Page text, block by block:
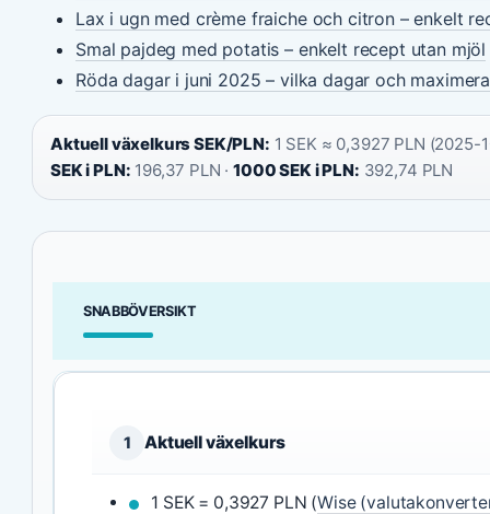
Lax i ugn med crème fraiche och citron – enkelt
Smal pajdeg med potatis – enkelt recept utan mjöl
Röda dagar i juni 2025 – vilka dagar och
Aktuell växelkurs SEK/PLN: 1 SEK ≈ 0,3927 PLN (2025-
SEK i PLN: 196,37 PLN ·1000 SEK i PLN: 392,74 PLN
SNABBÖVERSIKT
1 Aktuell växelkurs
1 SEK = 0,3927 PLN (Wise